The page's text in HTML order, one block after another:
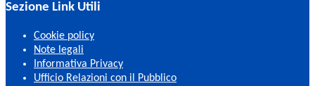
Sezione Link Utili
Cookie policy
Note legali
Informativa Privacy
Ufficio Relazioni con il Pubblico